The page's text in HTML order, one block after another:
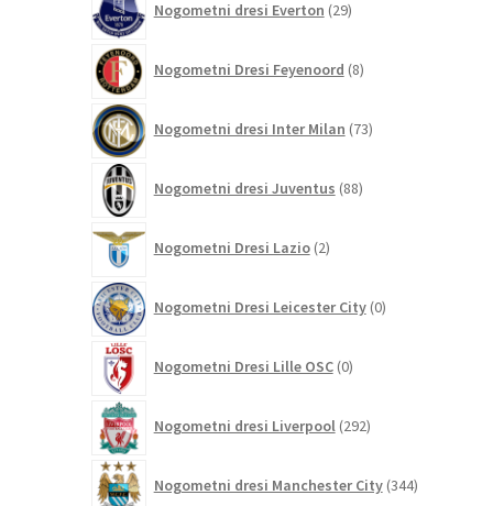
Nogometni dresi Everton 29izdelkov
Nogometni Dresi Feyenoord 8izdelkov
Nogometni dresi Inter Milan 73izdelkov
Nogometni dresi Juventus 88izdelkov
Nogometni Dresi Lazio 2izdelka
Nogometni Dresi Leicester City 0izdelkov
Nogometni Dresi Lille OSC 0izdelkov
Nogometni dresi Liverpool 292izdelkov
Nogometni dresi Manchester City 344izdelkov